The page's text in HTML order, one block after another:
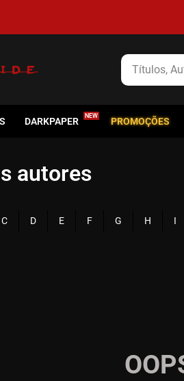
Títulos,
DARKPAPER PROMOÇÕES
autores
C D E F G H I